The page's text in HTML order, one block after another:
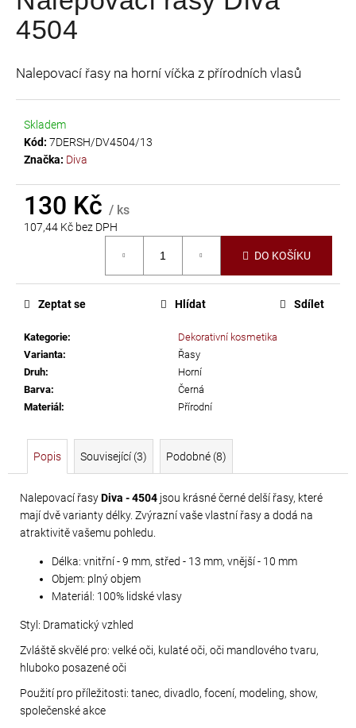
je
0,0
hvězdiček.
4504
Nalepovací řasy na horní víčka z přírodních vlasů
Skladem
Kód: 7DERSH/DV4504/13
Značka: Diva
130 Kč / ks
107,44 Kč bez DPH
DO KOŠÍKU
Kategorie:
Dekorativní kosmetika
Varianta:
Řasy
Druh:
Horní
Barva:
Černá
Materiál: Přírodní
Zeptat se Hlídat Sdílet
Popis Související (3) Podobné (8)
Nalepovací řasyDiva - 4504 jsou krásné černé delší řasy, které
mají dvě varianty délky. Zvýrazní vaše vlastní řasy a dodá na
atraktivitě vašemu pohledu.
Délka: vnitřní - 9 mm, střed - 13 mm, vnější - 10 mm
Objem: plný objem
Materiál: 100% lidské vlasy
Styl: Dramatický vzhled
Zvláště skvělé pro: velké oči, kulaté oči, oči mandlového tvaru,
hluboko posazené oči
Použití pro příležitosti: tanec, divadlo, focení, modeling, show,
společenské akce
a
j
t
?
HLEDAT
o
u
u
e
PRECIOSA
VIVA12
NH
CRYSTAL
69
Kč